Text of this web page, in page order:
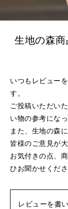
生地の森
いつもレビュー
す。
ご投稿いただい
い物の参考にな
また、生地の森
皆様のご意見が
お気付きの点、
ひお聞かせくださ
レビューを書